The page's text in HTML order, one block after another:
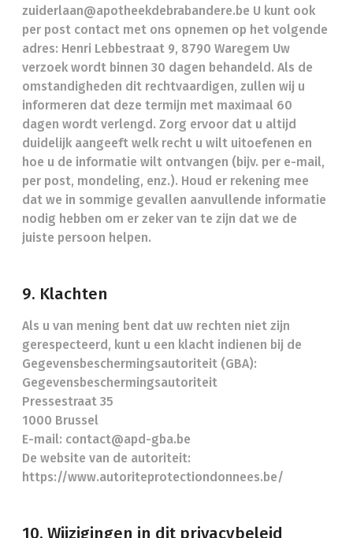
zuiderlaan@apotheekdebrabandere.be U kunt ook
per post contact met ons opnemen op het volgende
adres: Henri Lebbestraat 9, 8790 Waregem Uw
verzoek wordt binnen 30 dagen behandeld. Als de
omstandigheden dit rechtvaardigen, zullen wij u
informeren dat deze termijn met maximaal 60
dagen wordt verlengd. Zorg ervoor dat u altijd
duidelijk aangeeft welk recht u wilt uitoefenen en
hoe u de informatie wilt ontvangen (bijv. per e-mail,
per post, mondeling, enz.). Houd er rekening mee
dat we in sommige gevallen aanvullende informatie
nodig hebben om er zeker van te zijn dat we de
juiste persoon helpen.
9. Klachten
Als u van mening bent dat uw rechten niet zijn
gerespecteerd, kunt u een klacht indienen bij de
Gegevensbeschermingsautoriteit (GBA):
Gegevensbeschermingsautoriteit
Pressestraat 35
1000 Brussel
E-mail: contact@apd-gba.be
De website van de autoriteit:
https://www.autoriteprotectiondonnees.be/
10. Wijzigingen in dit privacybeleid